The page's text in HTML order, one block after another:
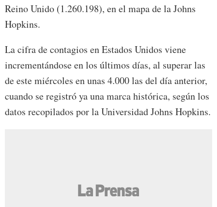
Reino Unido (1.260.198), en el mapa de la Johns
Hopkins.
La cifra de contagios en Estados Unidos viene
incrementándose en los últimos días, al superar las
de este miércoles en unas 4.000 las del día anterior,
cuando se registró ya una marca histórica, según los
datos recopilados por la Universidad Johns Hopkins.